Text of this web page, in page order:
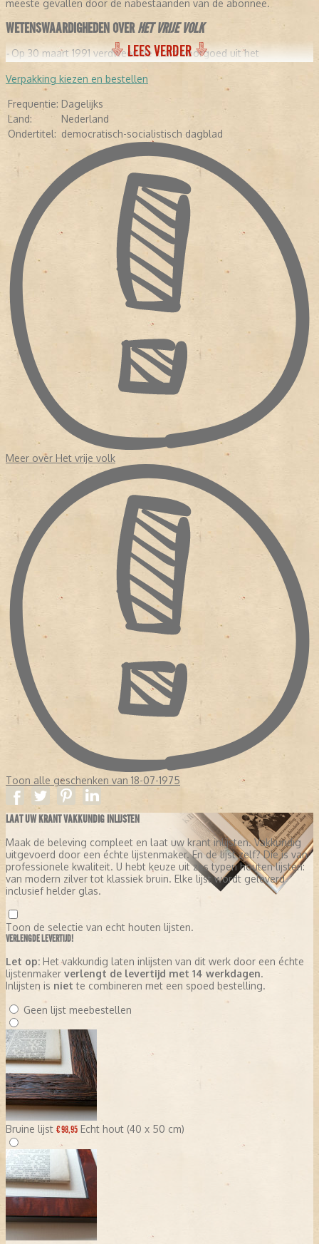
meeste gevallen door de nabestaanden van de abonnee.
WETENSWAARDIGHEDEN OVERHET VRIJE VOLK
- Op 30 maart 1991 verdween de krant voorgoed uit het
medialandschap.
- In 1991 was er een fusie met het
Rotterdams Nieuwsblad
- In 2005 ging het
op in het
Dagblad.
LEES VERDER
Verpakking kiezen en bestellen
Frequentie: Dagelijks
Land:
Nederland
Ondertitel: democratisch-socialistisch dagblad
Meer over Het vrije volk
Toon alle geschenken van 18-07-1975
LAAT UW KRANT VAKKUNDIG INLIJSTEN
Maak de beleving compleet en laat uw krant inlijsten. Vakkundig
uitgevoerd door een échte lijstenmaker. En de lijst zelf? Die is van
professionele kwaliteit. U hebt keuze uit zes typen houten lijsten:
van modern zilver tot klassiek bruin. Elke lijst wordt geleverd
inclusief helder glas.
Toon de selectie van echt houten lijsten.
VERLENGDE LEVERTIJD!
Let op: Het vakkundig laten inlijsten van dit werk door een échte
lijstenmaker verlengt de levertijd met 14 werkdagen.
Inlijsten is niet te combineren met een spoed bestelling.
Geen lijst meebestellen
Bruine lijst € 98,95 Echt hout (40 x 50 cm)